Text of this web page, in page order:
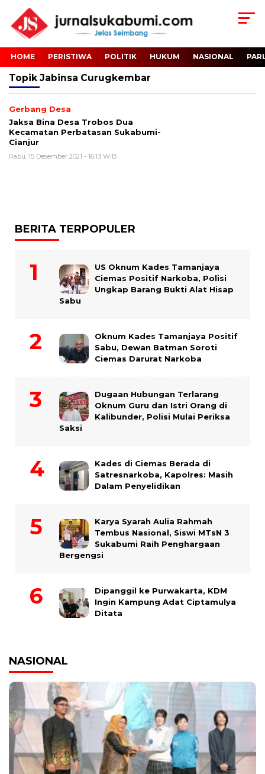
HOME PERISTIWA POLITIK HUKUM NASIONAL
Topik Jabinsa Curugkembar
Gerbang Desa
Jaksa Bina Desa Trobos Dua
Kecamatan Perbatasan Sukabumi-
Cianjur
Rabu, 15 Desember 2021 - 16:13 WIB
BERITA TERPOPULER
US Oknum Kades Tamanjaya
Ciemas Positif Narkoba, Polisi
Ungkap Barang Bukti Alat Hisap
Sabu
Oknum Kades Tamanjaya Positif
Sabu, Dewan Batman Soroti
Ciemas Darurat Narkoba
Dugaan Hubungan Terlarang
Oknum Guru dan Istri Orang di
Kalibunder, Polisi Mulai Periksa
Saksi
Kades di Ciemas Berada di
Satresnarkoba, Kapolres: Masih
Dalam Penyelidikan
Karya Syarah Aulia Rahmah
Tembus Nasional, Siswi MTsN 3
Sukabumi Raih Penghargaan
Bergengsi
Dipanggil ke Purwakarta, KDM
Ingin Kampung Adat Ciptamulya
Ditata
NASIONAL